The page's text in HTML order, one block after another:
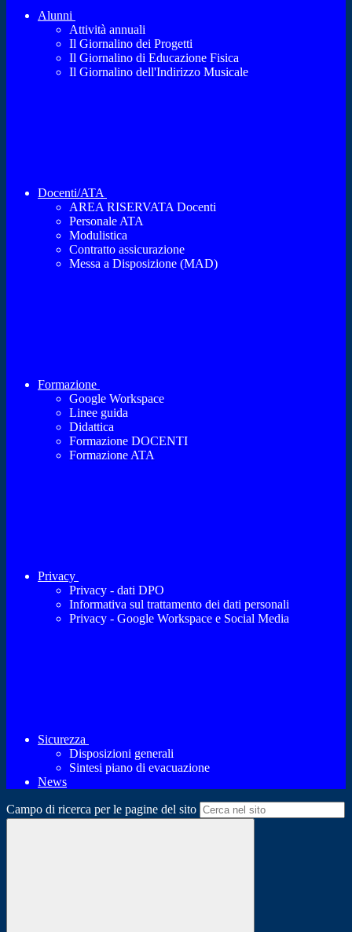
Alunni
Attività annuali
Il Giornalino dei Progetti
Il Giornalino di Educazione Fisica
Il Giornalino dell'Indirizzo Musicale
Docenti/ATA
AREA RISERVATA Docenti
Personale ATA
Modulistica
Contratto assicurazione
Messa a Disposizione (MAD)
Formazione
Google Workspace
Linee guida
Didattica
Formazione DOCENTI
Formazione ATA
Privacy
Privacy - dati DPO
Informativa sul trattamento dei dati personali
Privacy - Google Workspace e Social Media
Sicurezza
Disposizioni generali
Sintesi piano di evacuazione
News
Campo di ricerca per le pagine del sito